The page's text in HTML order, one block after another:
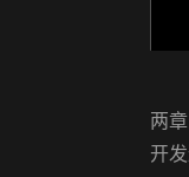
根
两
开